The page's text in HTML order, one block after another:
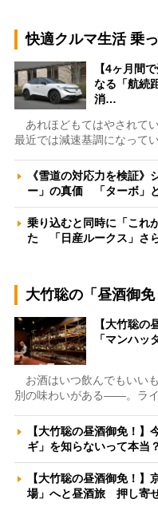
快適クルマ生活 乗
【4ヶ月間
なる「航続
消…
あれほどもてはやされて
最近では減速基調になって
《雪道の対応力を検証》
ー」の真価 「ターボ」
乗り込むと同時に「これ
た 「日産ルークス」さ
大竹聡の「昼酒御免
【大竹聡の
「マンハ
お酒はいつ飲んでもいい
別の味わいがある――。ラ
【大竹聡の昼酒御免！
ギ」を知らないって本
【大竹聡の昼酒御免！
場」へと昼酒旅 押し寄